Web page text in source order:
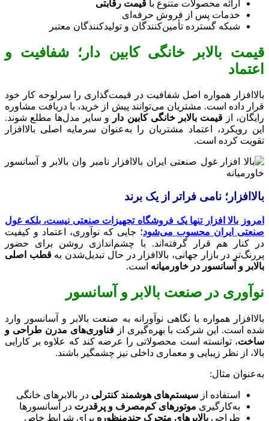
ارائه محصولات متنوع با قیمت رقابتی
خدمات پس از فروش حرفه‌ای
شبکه گسترده تأمین‌کنندگان و تولیدکنندگان معتبر
قیمت بالابر خانگی کابین دار؛ شفافیت و
اعتماد
بالاافزار همواره اصل شفافیت در قیمت‌گذاری را سرلوحه کار خود
قرار داده است. مشتریان می‌توانند پیش از خرید، با دریافت مشاوره
رایگان، ازقیمت بالابر خانگی کابین دار و سایر مدل‌ها مطلع شوند.
این رویکرد، اعتماد مشتریان را به‌عنوان سرمایه اصلی بالاافزار
تقویت کرده است.
بالاافزار؛ نامی فراتر از یک برند
امروز بالا افزار تنها یک فروشگاه تجهیزات صنعتی نیست، بلکه غول
صنعتی ایران محسوب می‌شود؛ جایی که نوآوری، اعتماد و کیفیت
در کنار هم قرار گرفته‌اند. با چشم‌اندازی روشن برای حضور
پررنگ‌تر در بازار جهانی، بالاافزار در حال تبدیل‌شدن بهقطب اصلی
بالابر و آسانسور در خاورمیانه است.
نوآوری در صنعت بالابر و آسانسور
بالاافزار همواره با نگاهی نوآورانه به صنعت بالابر و آسانسور وارد
شده است. این شرکت با بهره‌گیری ازفناوری‌های مدرن طراحی و
ساخت، توانسته است محصولاتی را عرضه کند که علاوه بر کارایی
بالا، از نظر زیبایی و معماری داخلی نیز چشمگیر باشند.
به‌عنوان مثال:
استفاده از سیستم‌های هوشمند کنترلی در بالابرهای خانگی
به‌کارگیری موتورهای کم‌مصرف و پرقدرت در آسانسورها
طراحی بالابرهای متحرک چندمنظوره برای شرایط خاص